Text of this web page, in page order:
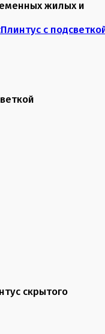
жилых и
Плинтус с
скрытого